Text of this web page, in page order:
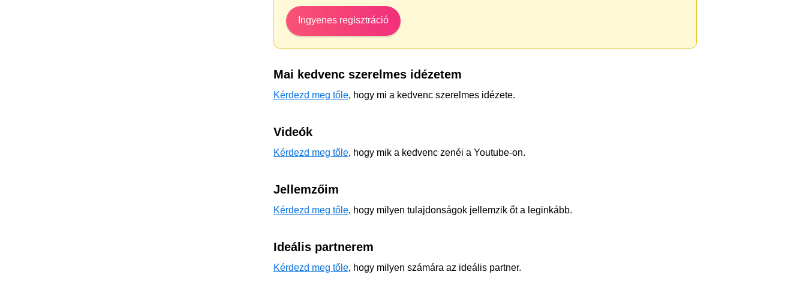
Ingyenes regisztráció
Mai kedvenc szerelmes idézetem
Kérdezd meg tőle, hogy mi a kedvenc szerelmes idézete.
Videók
Kérdezd meg tőle, hogy mik a kedvenc zenéi a Youtube-on.
Jellemzőim
Kérdezd meg tőle, hogy milyen tulajdonságok jellemzik őt a leginkább.
Ideális partnerem
Kérdezd meg tőle, hogy milyen számára az ideális partner.